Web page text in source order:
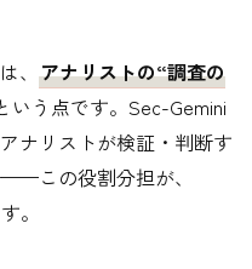
、 アナリストの“調査の
いう点です。Sec-Gemini
ナリストが検証・判断す
この役割分担が、
。